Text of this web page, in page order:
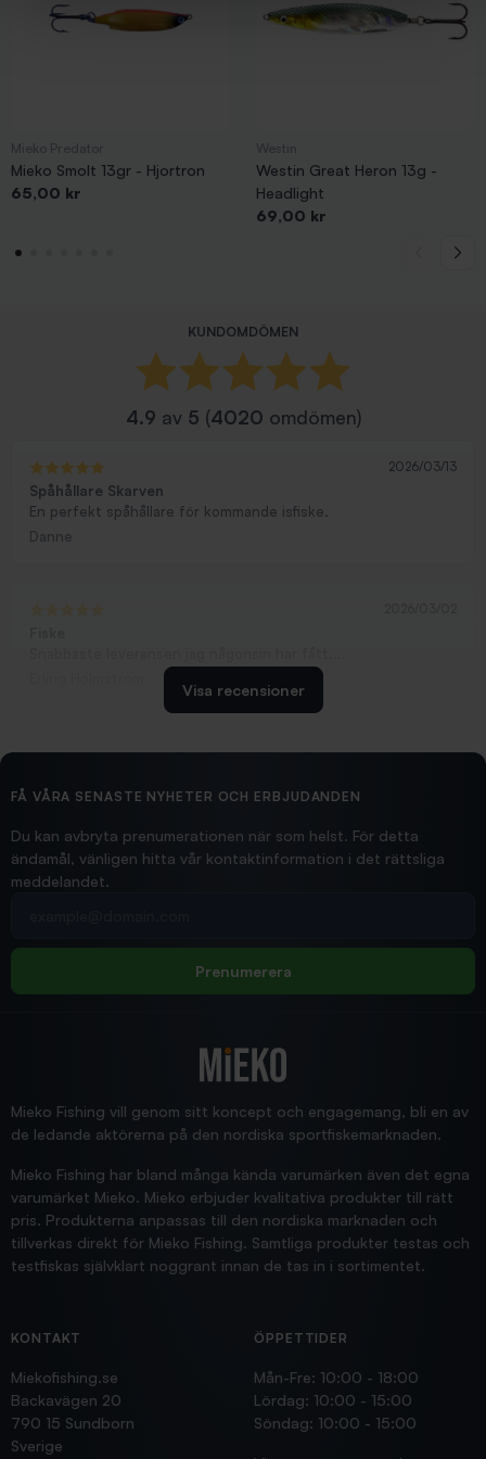
Mieko Smolt 13gr - Hjortron
Pris
65,00 kr
Westin Great Heron 13g -
Headlight
Pris
69,00 kr
KUNDOMDÖMEN
4.9 av 5 (4020 omdömen)
2026/03/13
Spåhållare Skarven
En perfekt spåhållare för kommande isfiske.
Danne
2026/02/19
Hittade exakt vad jag behövde. Snabb och bra...
Jensa
Visa recensioner
FÅ VÅRA SENASTE NYHETER OCH ERBJUDANDEN
Du kan avbryta prenumerationen när som helst. För detta
ändamål, vänligen hitta vår kontaktinformation i det rättsliga
meddelandet.
Prenumerera
Mieko Fishing vill genom sitt koncept och engagemang, bli en av
de ledande aktörerna på den nordiska sportfiskemarknaden.
Mieko Fishing har bland många kända varumärken även det egna
varumärket Mieko. Mieko erbjuder kvalitativa produkter till rätt
pris. Produkterna anpassas till den nordiska marknaden och
tillverkas direkt för Mieko Fishing. Samtliga produkter testas och
testfiskas självklart noggrant innan de tas in i sortimentet.
KONTAKT
Miekofishing.se
Backavägen 20
790 15 Sundborn
Sverige
ÖPPETTIDER
Mån-Fre: 10:00 - 18:00
Lördag: 10:00 - 15:00
Söndag: 10:00 - 15:00